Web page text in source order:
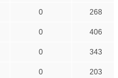
0
268
0
406
0
343
0
203